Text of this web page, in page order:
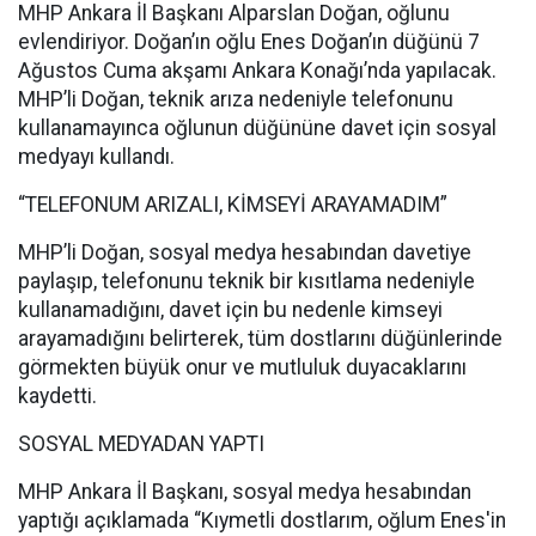
MHP Ankara İl Başkanı Alparslan Doğan, oğlunu
evlendiriyor. Doğan’ın oğlu Enes Doğan’ın düğünü 7
Ağustos Cuma akşamı Ankara Konağı’nda yapılacak.
MHP’li Doğan, teknik arıza nedeniyle telefonunu
kullanamayınca oğlunun düğününe davet için sosyal
medyayı kullandı.
“TELEFONUM ARIZALI, KİMSEYİ ARAYAMADIM”
MHP’li Doğan, sosyal medya hesabından davetiye
paylaşıp, telefonunu teknik bir kısıtlama nedeniyle
kullanamadığını, davet için bu nedenle kimseyi
arayamadığını belirterek, tüm dostlarını düğünlerinde
görmekten büyük onur ve mutluluk duyacaklarını
kaydetti.
SOSYAL MEDYADAN YAPTI
MHP Ankara İl Başkanı, sosyal medya hesabından
yaptığı açıklamada “Kıymetli dostlarım, oğlum Enes'in